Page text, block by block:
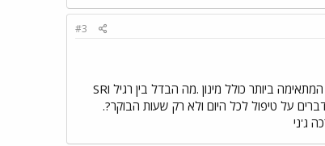
#3
תודה דליה. אני לא כל כך מבינה למה צריך לעשות את זה דרך ניסוי. למה רופא לא יכול מלהתחילה לתת את התרופה המתאימה ביותר כולל מינון .מה הבדל בין רגיל וSR
על טיפול לכל היום ולא רק שעות הבוקר?.